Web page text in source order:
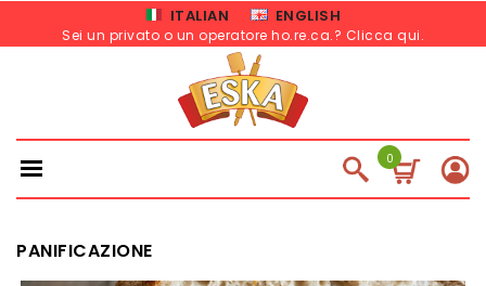
ITALIAN ENGLISH
Sei un privato o un operatore ho.re.ca.? Clicca qui.
0
PANIFICAZIONE